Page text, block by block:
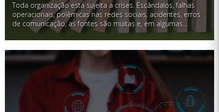
Toda organização está sujeita a crises. Escândalos, falhas
operacionais, polêmicas nas redes sociais, acidentes, erros
de comunicação, as fontes são muitas e, em algumas
situações, imprevisíveis. Mas a diferença entre empresas que
saem fortalecidas de uma crise e aquelas que …